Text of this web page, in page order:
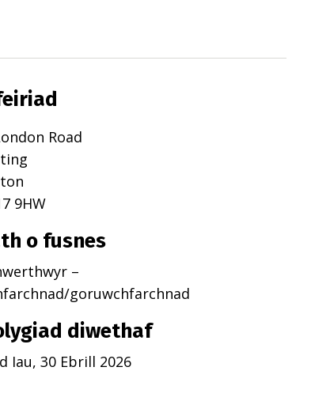
Road
9HW
o fusnes
–
goruwchfarchnad
diwethaf
Iau, 30 Ebrill 2026